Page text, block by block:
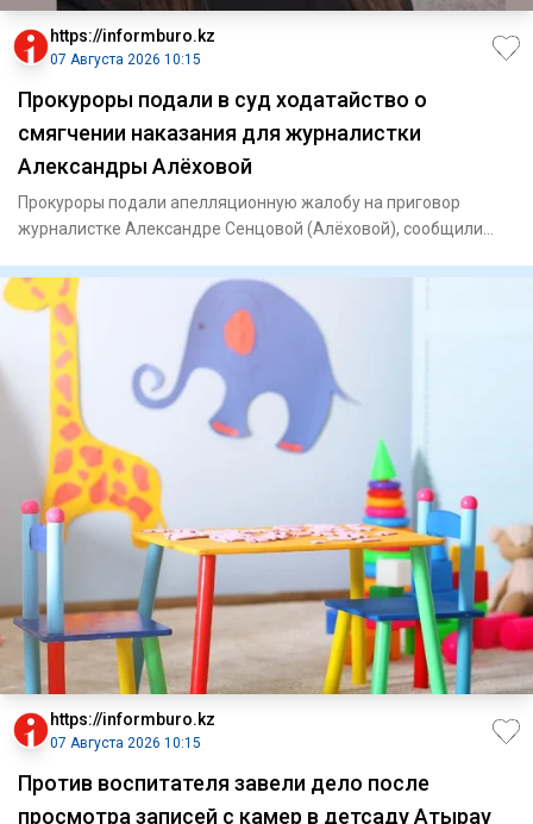
https://informburo.kz
07 Августа 2026 10:15
Прокуроры подали в суд ходатайство о
смягчении наказания для журналистки
Александры Алёховой
Прокуроры подали апелляционную жалобу на приговор
журналистке Александре Сенцовой (Алёховой), сообщили
https://informburo.kz
07 Августа 2026 10:15
Против воспитателя завели дело после
просмотра записей с камер в детсаду Атырау